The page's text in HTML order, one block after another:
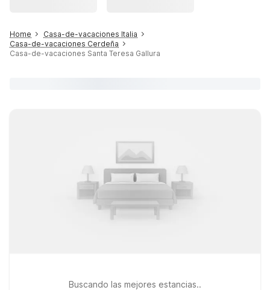
Home
Casa-de-vacaciones Italia
Casa-de-vacaciones Cerdeña
Casa-de-vacaciones Santa Teresa Gallura
Buscando las mejores estancias..